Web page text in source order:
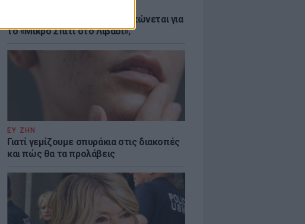
Explainer: Γιατί η Αμερική τσακώνεται για
το «Μικρό Σπίτι στο Λιβάδι»;
ΕΥ ΖΗΝ
Γιατί γεμίζουμε σπυράκια στις διακοπές
και πώς θα τα προλάβεις